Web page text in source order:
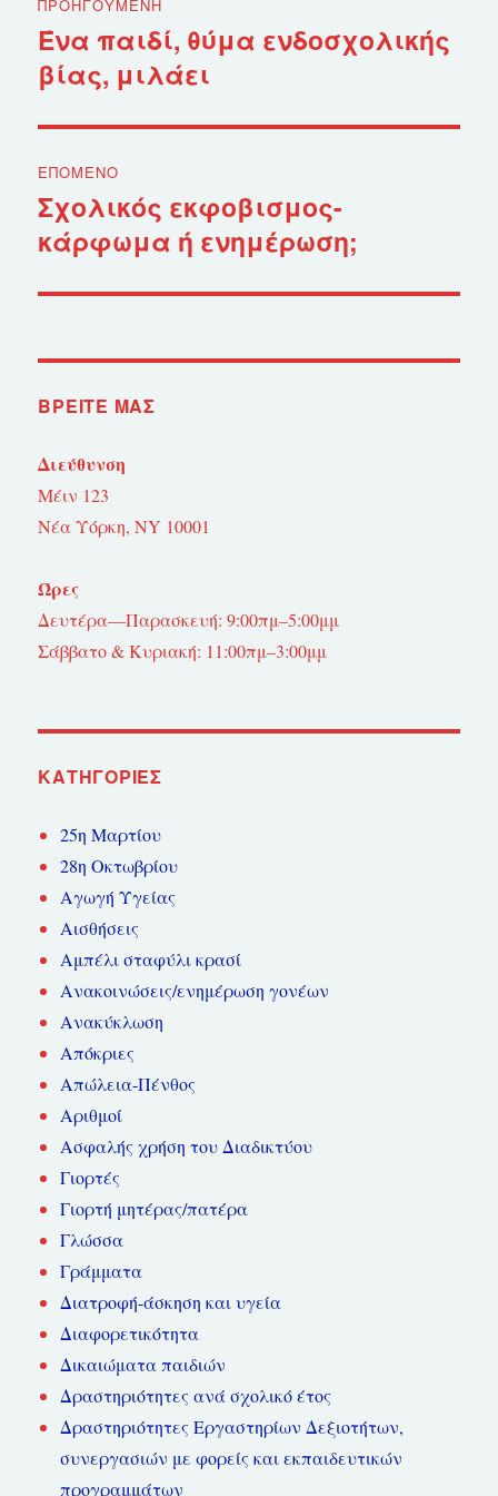
άρθρων
ΠΡΟΗΓΟΎΜΕΝΗ
Προηγούμενο
άρθρο:
Ένα παιδί, θύμα ενδοσχολικής
βίας, μιλάει
ΕΠΌΜΕΝΟ
Επόμενο
άρθρο:
Σχολικός εκφοβισμος-
κάρφωμα ή ενημέρωση;
ΒΡΕΊΤΕ ΜΑΣ
Διεύθυνση
Μέιν 123
Νέα Υόρκη, NY 10001
Ώρες
Δευτέρα—Παρασκευή: 9:00πμ–5:00μμ
Σάββατο & Κυριακή: 11:00πμ–3:00μμ
KΑΤΗΓΟΡΊΕΣ
25η Μαρτίου
28η Οκτωβρίου
Αγωγή Υγείας
Αισθήσεις
Αμπέλι σταφύλι κρασί
Ανακοινώσεις/ενημέρωση γονέων
Ανακύκλωση
Απόκριες
Απώλεια-Πένθος
Αριθμοί
Ασφαλής χρήση του Διαδικτύου
Γιορτές
Γιορτή μητέρας/πατέρα
Γλώσσα
Γράμματα
Διατροφή-άσκηση και υγεία
Διαφορετικότητα
Δικαιώματα παιδιών
Δραστηριότητες ανά σχολικό έτος
Δραστηριότητες Εργαστηρίων Δεξιοτήτων,
συνεργασιών με φορείς και εκπαιδευτικών
προγραμμάτων